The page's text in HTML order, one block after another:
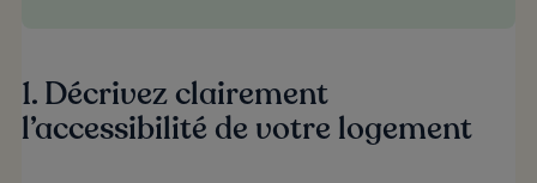
1. Décrivez clairement
l’accessibilité de votre logement